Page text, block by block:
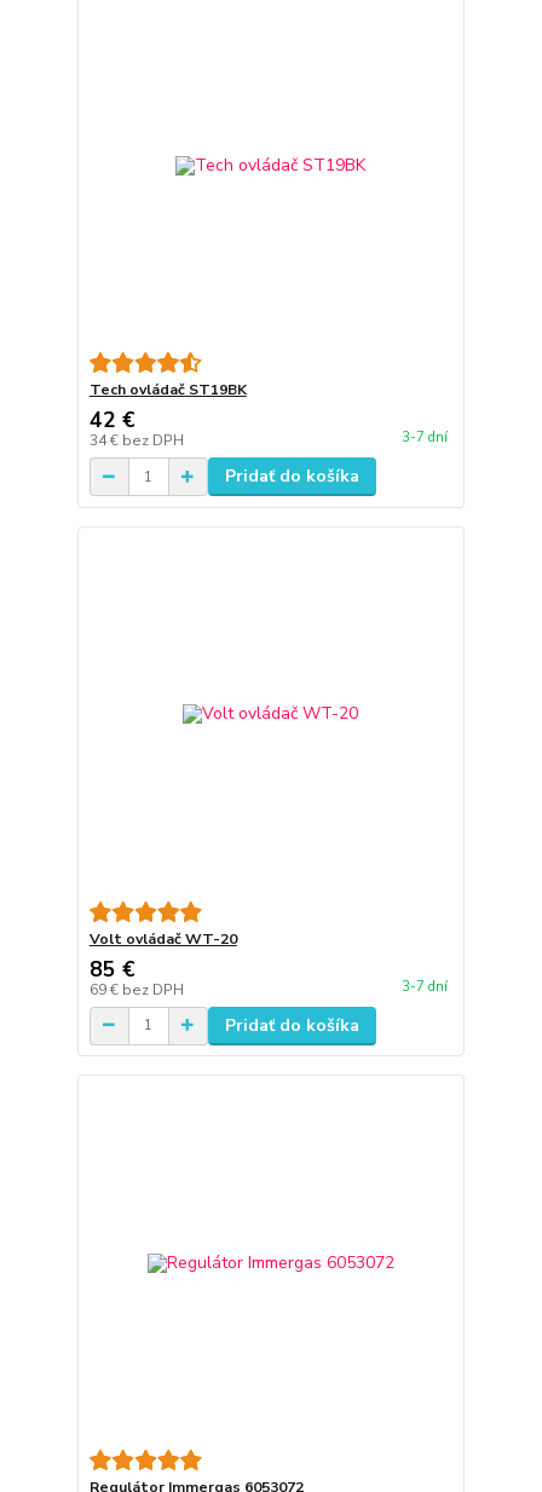
Tech ovládač ST19BK
42 €
34 € bez DPH 3-7 dní
Pridať do košíka
Volt ovládač WT-20
85 €
69 € bez DPH 3-7 dní
Pridať do košíka
Regulátor Immergas 6053072